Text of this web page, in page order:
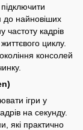
до найновіших
частоту кадрів
циклу.
консолей
ігри у
на секунду.
які практично